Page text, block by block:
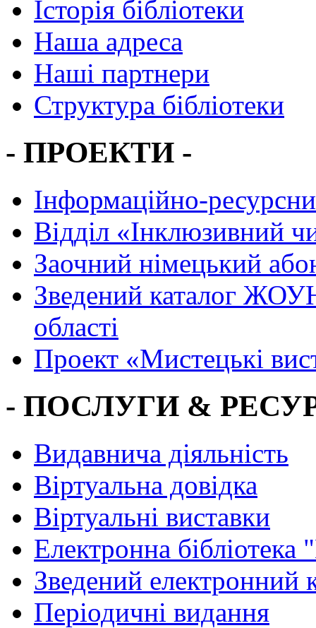
Історія бібліотеки
Наша адреса
Наші партнери
Структура бібліотеки
- ПРОЕКТИ -
Інформаційно-
Вiддiл «Інклюзивний
Заочний німецький
Зведений каталог
області
Проект «Мистецькі
- ПОСЛУГИ &
Видавнича діяльність
Віртуальна довідка
Віртуальні виставки
Електронна
Зведений електронний
Періодичні видання